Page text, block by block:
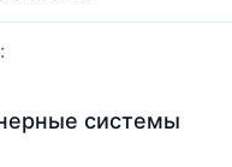
системы